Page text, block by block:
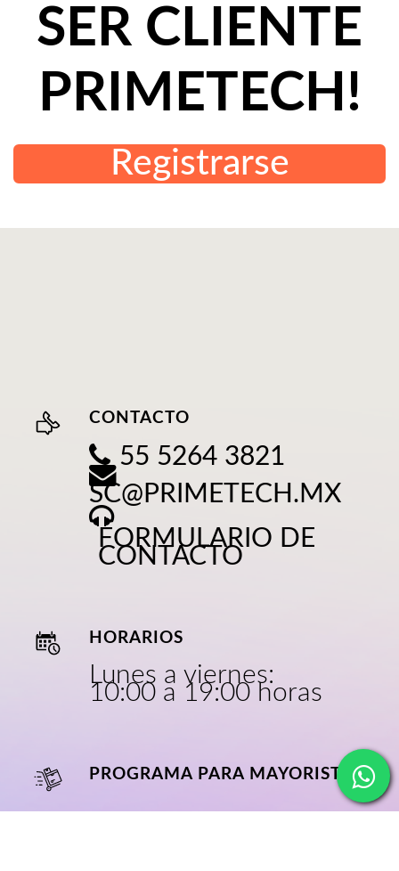
SER CLIENTE
PRIMETECH!
Registrarse
CONTACTO
55 5264 3821
SC@PRIMETECH.MX
FORMULARIO DE
CONTACTO
HORARIOS
Lunes a viernes:
10:00 a 19:00 horas
PROGRAMA PARA MAYORISTAS